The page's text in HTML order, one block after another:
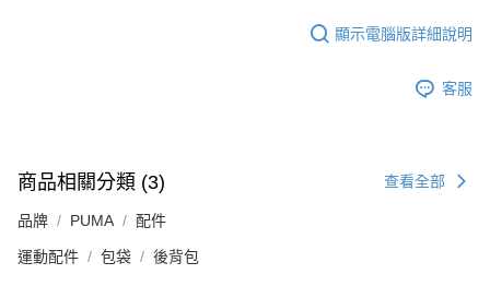
顯示電腦版詳細說明
客服
商品相關分類 (3) 查看全部
品牌 PUMA 配件
運動配件 包袋 後背包